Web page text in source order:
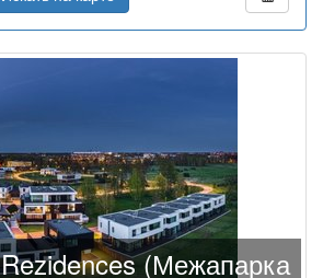
(Межапарка